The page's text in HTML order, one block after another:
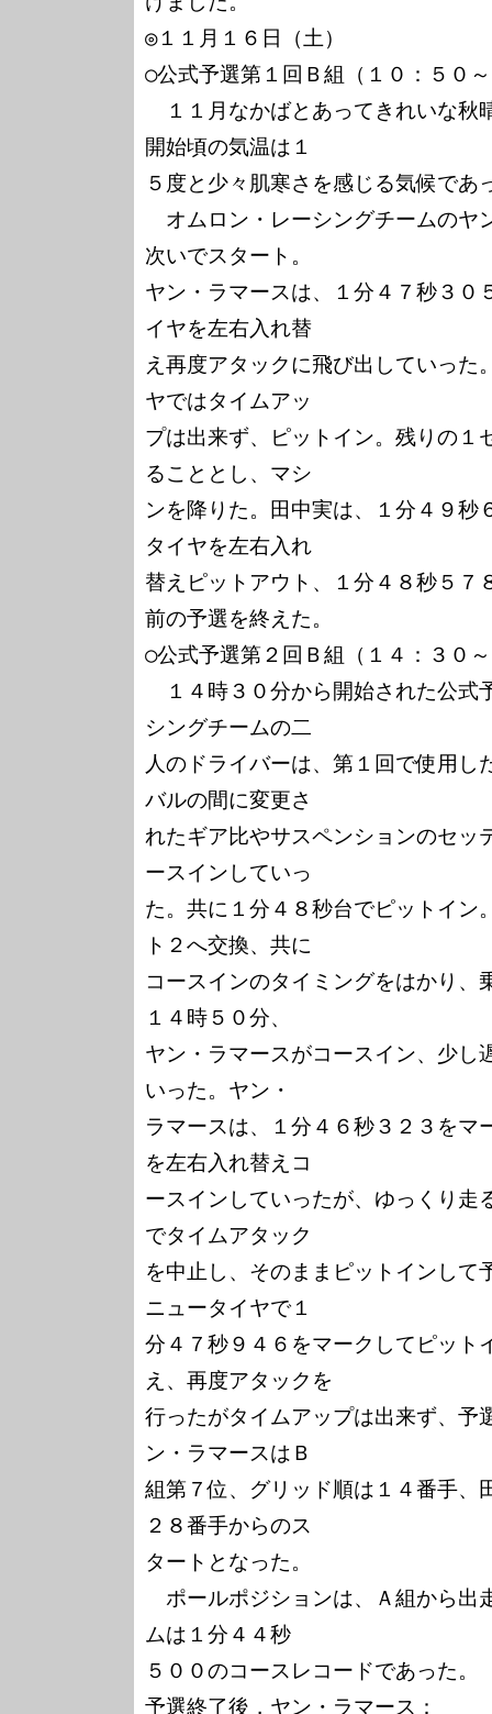
◎１１月１６日（土）
○公式予選第１回Ｂ組（１０：５０
１１月なかばとあってきれいな秋
開始頃の気温は１
５度と少々肌寒さを感じる気候であ
オムロン・レーシングチームのヤ
次いでスタート。
ヤン・ラマースは、１分４７秒３０
イヤを左右入れ替
え再度アタックに飛び出していった
ヤではタイムアッ
プは出来ず、ピットイン。残りの１
ることとし、マシ
ンを降りた。田中実は、１分４９秒
タイヤを左右入れ
替えピットアウト、１分４８秒５７
前の予選を終えた。
○公式予選第２回Ｂ組（１４：３０
１４時３０分から開始された公式
シングチームの二
人のドライバーは、第１回で使用し
バルの間に変更さ
れたギア比やサスペンションのセッ
ースインしていっ
た。共に１分４８秒台でピットイン
ト２へ交換、共に
コースインのタイミングをはかり、
１４時５０分、
ヤン・ラマースがコースイン、少し
いった。ヤン・
ラマースは、１分４６秒３２３をマ
を左右入れ替えコ
ースインしていったが、ゆっくり走
でタイムアタック
を中止し、そのままピットインして
ニュータイヤで１
分４７秒９４６をマークしてピット
え、再度アタックを
行ったがタイムアップは出来ず、予
ン・ラマースはＢ
組第７位、グリッド順は１４番手、
２８番手からのス
タートとなった。
ポールポジションは、Ａ組から出
ムは１分４４秒
５００のコースレコードであった。
予選終了後，ヤン・ラマース：